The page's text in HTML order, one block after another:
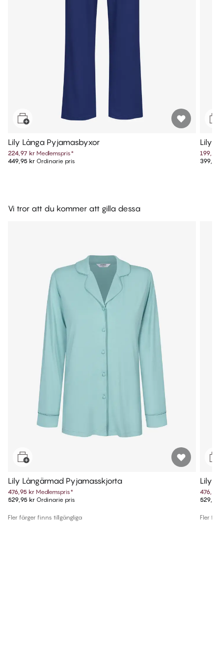
Lily Långa Pyjamasbyxor
224,97 kr Medlemspris*
449,95 kr Ordinarie pris
Lily
Vi tror att du kommer att gilla dessa
Lily Långärmad Pyjamasskjorta
476,95 kr Medlemspris*
529,95 kr Ordinarie pris
Fler färger finns tillgängliga
Lily
Fler